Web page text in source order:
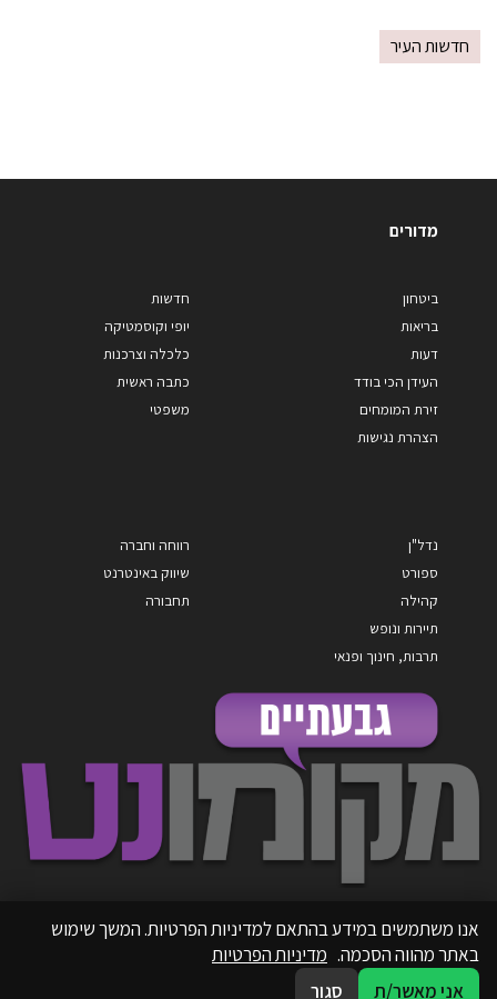
חדשות העיר
מדורים
ביטחון
בריאות
דעות
העידן הכי בודד
זירת המומחים
הצהרת נגישות
חדשות
יופי וקוסמטיקה
כלכלה וצרכנות
כתבה ראשית
משפטי
נדל"ן
ספורט
קהילה
תיירות ונופש
תרבות, חינוך ופנאי
רווחה וחברה
שיווק באינטרנט
תחבורה
אנו משתמשים במידע בהתאם למדיניות הפרטיות. המשך שימוש
באתר מהווה הסכמה. מדיניות הפרטיות
אני מאשר/ת
סגור